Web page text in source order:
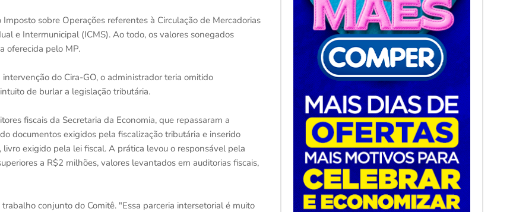
sobre Operações referentes à Circulação de Mercadorias
e Intermunicipal (ICMS). Ao todo, os valores sonegados
oferecida pelo MP.
do Cira-GO, o administrador teria omitido
de burlar a legislação tributária.
fiscais da Secretaria da Economia, que repassaram a
documentos exigidos pela fiscalização tributária e inserido
exigido pela lei fiscal. A prática levou o responsável pela
a R$2 milhões, valores levantados em auditorias fiscais,
conjunto do Comitê. "Essa parceria intersetorial é muito